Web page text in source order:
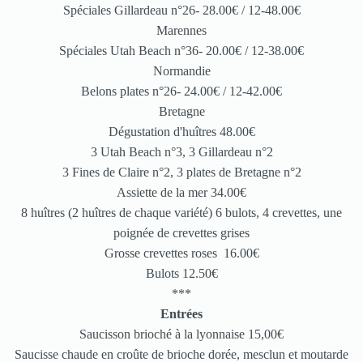
Spéciales Gillardeau n°26- 28.00€ / 12-48.00€
Marennes
Spéciales Utah Beach n°36- 20.00€ / 12-38.00€
Normandie
Belons plates n°26- 24.00€ / 12-42.00€
Bretagne
Dégustation d'huîtres 48.00€
3 Utah Beach n°3, 3 Gillardeau n°2
3 Fines de Claire n°2, 3 plates de Bretagne n°2
Assiette de la mer 34.00€
8 huîtres (2 huîtres de chaque variété) 6 bulots, 4 crevettes, une
poignée de crevettes grises
Grosse crevettes roses 16.00€
Bulots 12.50€
***
Entrées
Saucisson brioché à la lyonnaise 15,00€
Saucisse chaude en croûte de brioche dorée, mesclun et moutarde